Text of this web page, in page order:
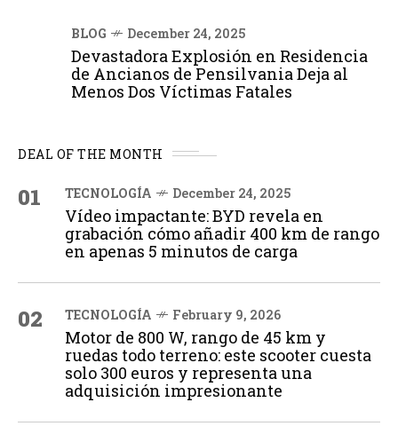
BLOG December 24, 2025
Devastadora Explosión en Residencia
de Ancianos de Pensilvania Deja al
Menos Dos Víctimas Fatales
DEAL OF THE MONTH
01 TECNOLOGÍA December 24, 2025
Vídeo impactante: BYD revela en
grabación cómo añadir 400 km de rango
en apenas 5 minutos de carga
02 TECNOLOGÍA February 9, 2026
Motor de 800 W, rango de 45 km y
ruedas todo terreno: este scooter cuesta
solo 300 euros y representa una
adquisición impresionante